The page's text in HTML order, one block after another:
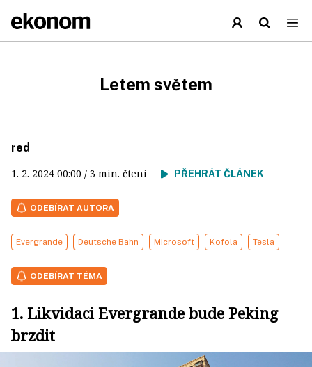
Letem světem
red
1. 2. 2024 00:00 / 3 min. čtení PŘEHRÁT ČLÁNEK
ODEBÍRAT AUTORA
Evergrande Deutsche Bahn Microsoft Kofola Tesla
ODEBÍRAT TÉMA
1. Likvidaci Evergrande bude Peking
brzdit